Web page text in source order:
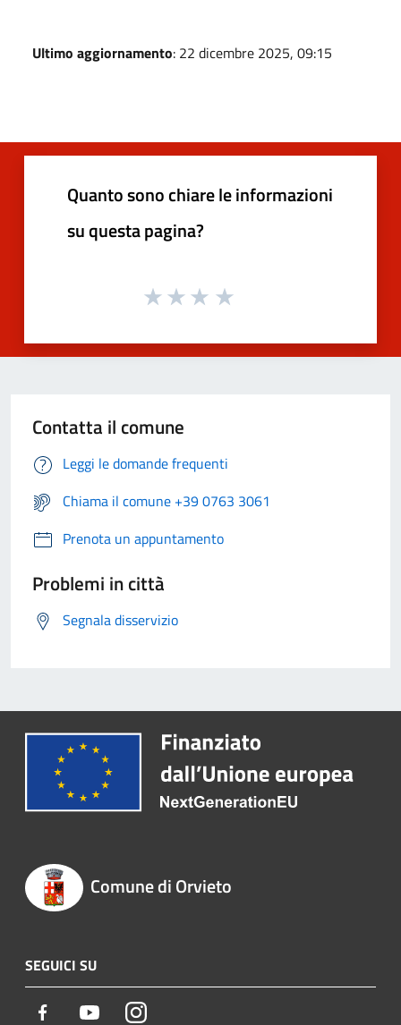
Ultimo aggiornamento: 22 dicembre 2025, 09:15
Quanto sono chiare le informazioni
su questa pagina?
Contatta il comune
Leggi le domande frequenti
Chiama il comune +39 0763 3061
Prenota un appuntamento
Problemi in città
Segnala disservizio
Comune di Orvieto
SEGUICI SU
Facebook YoutubeInstagram